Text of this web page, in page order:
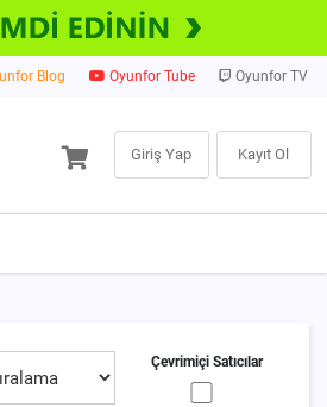
Blog Oyunfor Tube Oyunfor TV
Giriş Yap Kayıt Ol
Çevrimiçi Satıcılar